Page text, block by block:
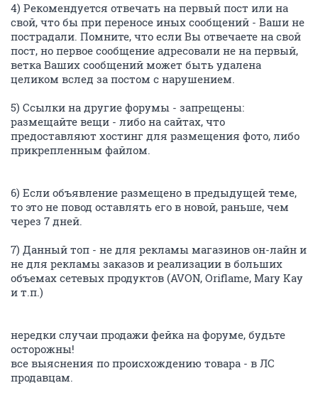
4) Рекомендуется отвечать на первый пост или на
свой, что бы при переносе иных сообщений - Ваши не
пострадали. Помните, что если Вы отвечаете на свой
пост, но первое сообщение адресовали не на первый,
ветка Ваших сообщений может быть удалена
целиком вслед за постом с нарушением.
5) Ссылки на другие форумы - запрещены:
размещайте вещи - либо на сайтах, что
предоставляют хостинг для размещения фото, либо
прикрепленным файлом.
6) Если объявление размещено в предыдущей теме,
то это не повод оставлять его в новой, раньше, чем
через 7 дней.
7) Данный топ - не для рекламы магазинов он-лайн и
не для рекламы заказов и реализации в больших
объемах сетевых продуктов (AVON, Oriflame, Mary Kay
и т.п.)
нередки случаи продажи фейка на форуме, будьте
осторожны!
все выяснения по происхождению товара - в ЛС
продавцам.